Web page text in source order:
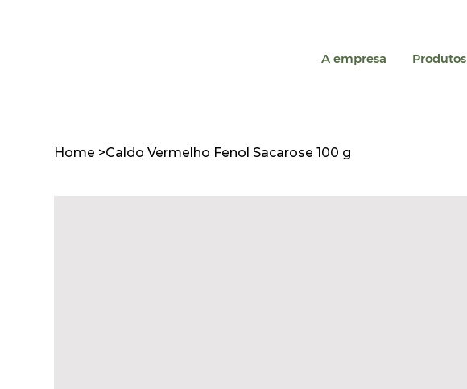
A empresa Produtos
Home >Caldo Vermelho Fenol Sacarose 100 g